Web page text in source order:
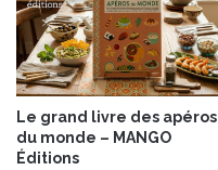
Le grand livre des apéros
du monde – MANGO
Éditions